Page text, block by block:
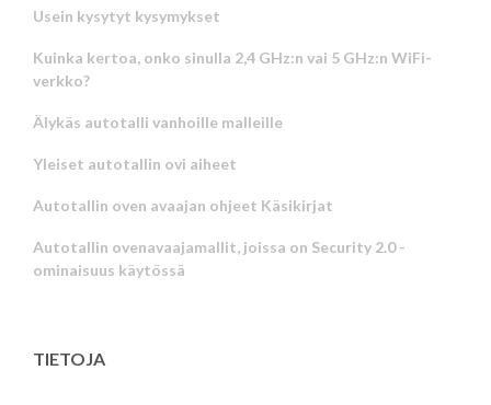
Usein kysytyt kysymykset
Kuinka kertoa, onko sinulla 2,4 GHz:n vai 5 GHz:n WiFi-
verkko?
Älykäs autotalli vanhoille malleille
Yleiset autotallin ovi aiheet
Autotallin oven avaajan ohjeet Käsikirjat
Autotallin ovenavaajamallit, joissa on Security 2.0 -
ominaisuus käytössä
TIETOJA